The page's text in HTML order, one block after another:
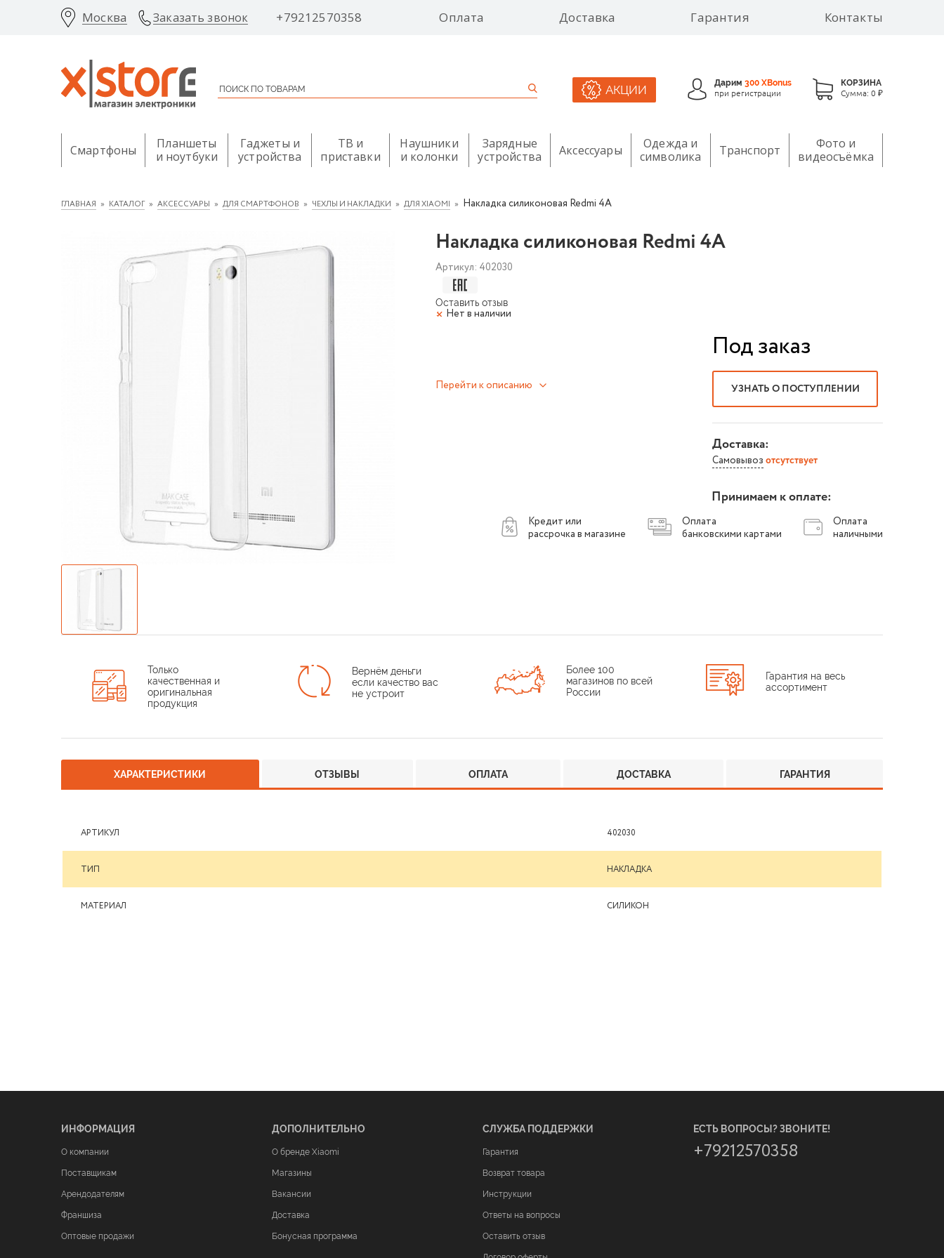
Москва Заказать звонок +79212570358 Оплата Доставка Гарантия Контакты
АКЦИИ
Дарим 300 XBonus
при регистрации
КОРЗИНА
Сумма: 0 ₽
Смартфоны
Планшеты
и ноутбуки
Гаджеты и
устройства
ТВ и
приставки
Наушники
и колонки
Зарядные
устройства
Аксессуары
Одежда и
символика
Транспорт
Фото и
видеосъёмка
ГЛАВНАЯ КАТАЛОГ АКСЕССУАРЫ ДЛЯ СМАРТФОНОВ ЧЕХЛЫ И НАКЛАДКИ ДЛЯ XIAOMI Накладка силиконовая Redmi 4A
Накладка силиконовая Redmi 4A
Артикул: 402030
Оставить отзыв
Нет в наличии
Перейти к описанию
Под заказ
УЗНАТЬ О ПОСТУПЛЕНИИ
Доставка:
Самовывоз отсутствует
Принимаем к оплате:
Оплата
наличными
Оплата
банковскими картами
Кредит или
рассрочка в магазине
Только
качественная и
оригинальная
продукция
Вернём деньги
если качество вас
не устроит
Более 100
магазинов по всей
России
Гарантия на весь
ассортимент
ХАРАКТЕРИСТИКИ ОТЗЫВЫ ОПЛАТА ДОСТАВКА ГАРАНТИЯ
АРТИКУЛ 402030
ТИП НАКЛАДКА
МАТЕРИАЛ СИЛИКОН
ИНФОРМАЦИЯ
О компании
Поставщикам
Арендодателям
Франшиза
Оптовые продажи
ДОПОЛНИТЕЛЬНО
О бренде Xiaomi
Магазины
Вакансии
Доставка
Бонусная программа
СЛУЖБА ПОДДЕРЖКИ
Гарантия
Возврат товара
Инструкции
Ответы на вопросы
Оставить отзыв
ЕСТЬ ВОПРОСЫ? ЗВОНИТЕ!
+79212570358